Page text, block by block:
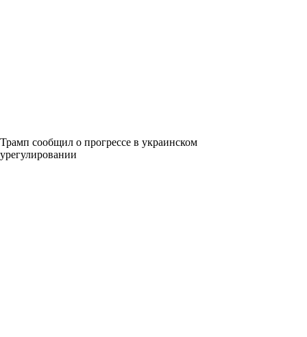
Трамп сообщил о прогрессе в украинском
урегулировании